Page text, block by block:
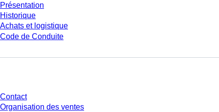
Présentation
Historique
Achats et logistique
Code de Conduite
Contact
Organisation des ventes